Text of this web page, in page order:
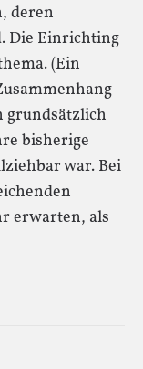
deren
Die Einrichting
(Ein
grundsätzlich
bisherige
war. Bei
erwarten, als